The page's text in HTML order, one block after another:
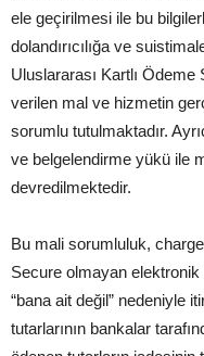
ele geçirilmesi ile bu
dolandırıcılığa ve
Uluslararası Kartlı
verilen mal ve hizmetin
sorumlu tutulmaktadır.
ve belgelendirme yükü ile
devredilmektedir.
Bu mali sorumluluk,
Secure olmayan
“bana ait değil” nedeniyle
tutarlarının bankalar